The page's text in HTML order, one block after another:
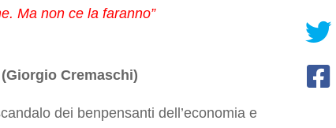
Ma non ce la faranno”
(Giorgio Cremaschi)
dei benpensanti dell’economia e